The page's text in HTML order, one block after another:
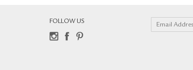
FOLLOW US